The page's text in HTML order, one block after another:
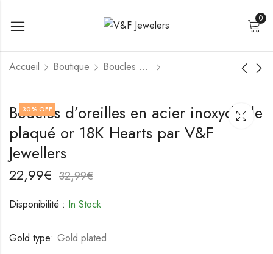
0
Accueil Boutique Boucles d'oreilles
Boucles d'oreilles en
acier inoxydable
plaqué or 18K de
V&F Jewelers
18,99 € 28,99
Boucles d'oreilles en
acier inoxydable
plaqué or 18K de
V&F Jewelers
21,99€
30% OFF
Boucles d’oreilles en acier inoxydable
plaqué or 18K Hearts par V&F
Jewellers
22,99€ 32,99€
Disponibilité : In Stock
Gold type: Gold plated